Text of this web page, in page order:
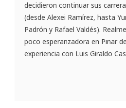
decidieron continuar sus
(desde Alexei Ramírez, hasta
Padrón y Rafael Valdés).
poco esperanzadora en Pinar
experiencia con Luis Giraldo